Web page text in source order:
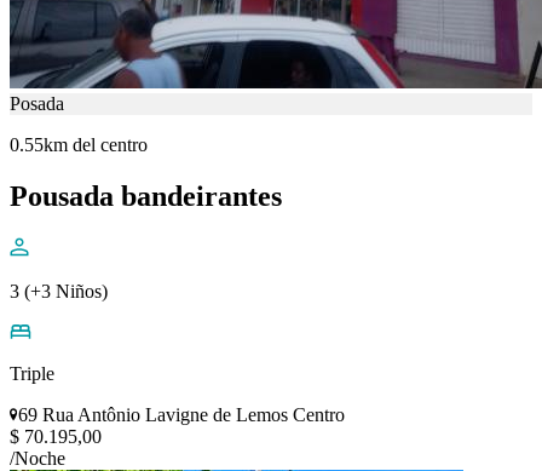
Posada
0.55km del centro
Pousada bandeirantes
3 (+3 Niños)
Triple
69 Rua Antônio Lavigne de Lemos Centro
$ 70.195,00
/Noche